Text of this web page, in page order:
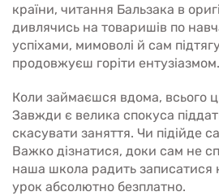
країни, читання Бальзака в
дивлячись на товаришів по
успіхами, мимоволі й сам
продовжуєш горіти ентузіазмом.
Коли займаєшся вдома, всього
Завжди є велика спокуса
скасувати заняття. Чи підійде
Важко дізнатися, доки сам не
наша школа радить
урок абсолютно безплатно.